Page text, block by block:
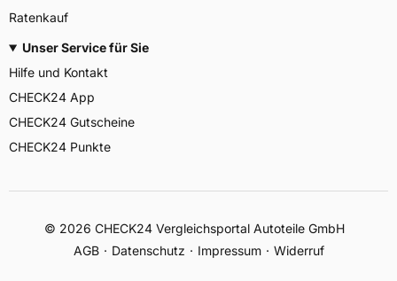
Ratenkauf
Unser Service für Sie
Hilfe und Kontakt
CHECK24 App
CHECK24 Gutscheine
CHECK24 Punkte
© 2026 CHECK24 Vergleichsportal Autoteile GmbH
AGB
Datenschutz Impressum Widerruf